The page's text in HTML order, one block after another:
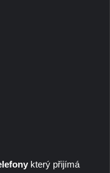
který přijímá